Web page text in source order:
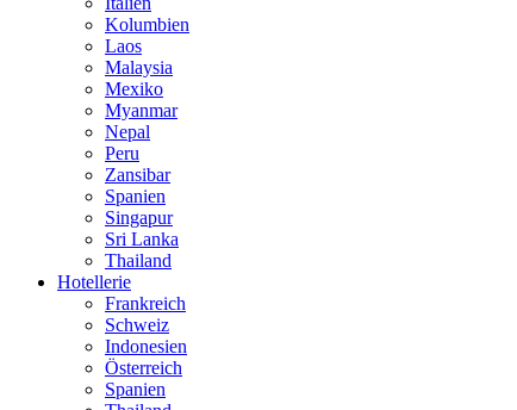
Kolumbien
Laos
Malaysia
Mexiko
Myanmar
Nepal
Peru
Zansibar
Spanien
Singapur
Sri Lanka
Thailand
Hotellerie
Frankreich
Schweiz
Indonesien
Österreich
Spanien